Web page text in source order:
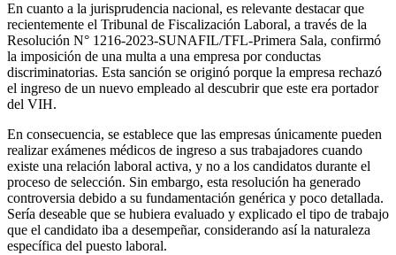
En cuanto a la jurisprudencia nacional, es relevante destacar que
recientemente el Tribunal de Fiscalización Laboral, a través de la
Resolución N° 1216-2023-SUNAFIL/TFL-Primera Sala, confirmó
la imposición de una multa a una empresa por conductas
discriminatorias. Esta sanción se originó porque la empresa rechazó
el ingreso de un nuevo empleado al descubrir que este era portador
del VIH.
En consecuencia, se establece que las empresas únicamente pueden
realizar exámenes médicos de ingreso a sus trabajadores cuando
existe una relación laboral activa, y no a los candidatos durante el
proceso de selección. Sin embargo, esta resolución ha generado
controversia debido a su fundamentación genérica y poco detallada.
Sería deseable que se hubiera evaluado y explicado el tipo de trabajo
que el candidato iba a desempeñar, considerando así la naturaleza
específica del puesto laboral.